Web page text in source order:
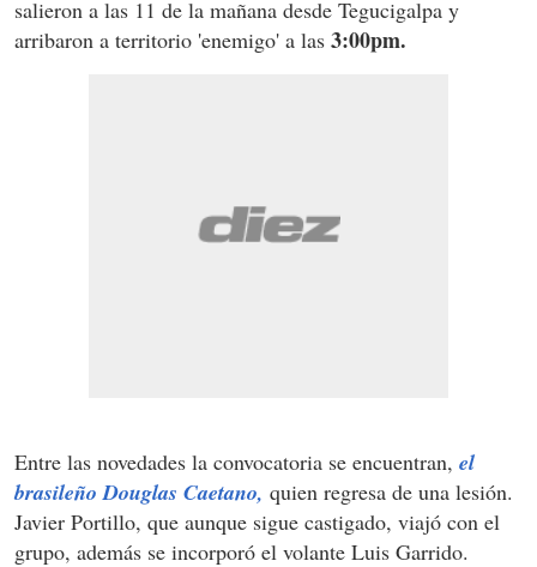
salieron a las 11 de la mañana desde Tegucigalpa y
arribaron a territorio 'enemigo' a las 3:00pm.
Entre las novedades la convocatoria se encuentran, el
brasileño Douglas Caetano, quien regresa de una lesión.
Javier Portillo, que aunque sigue castigado, viajó con el
grupo, además se incorporó el volante Luis Garrido.